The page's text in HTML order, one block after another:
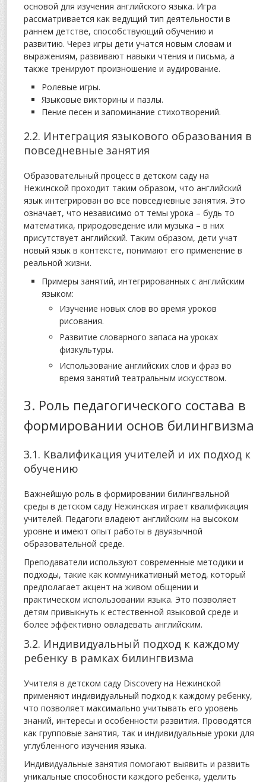
основой для изучения английского языка. Игра
рассматривается как ведущий тип деятельности в
раннем детстве, способствующий обучению и
развитию. Через игры дети учатся новым словам и
выражениям, развивают навыки чтения и письма, а
также тренируют произношение и аудирование.
Ролевые игры.
Языковые викторины и пазлы.
Пение песен и запоминание стихотворений.
2.2. Интеграция языкового образования в
повседневные занятия
Образовательный процесс в детском саду на
Нежинской проходит таким образом, что английский
язык интегрирован во все повседневные занятия. Это
означает, что независимо от темы урока – будь то
математика, природоведение или музыка – в них
присутствует английский. Таким образом, дети учат
новый язык в контексте, понимают его применение в
реальной жизни.
Примеры занятий, интегрированных с английским
языком:
Изучение новых слов во время уроков
рисования.
Развитие словарного запаса на уроках
физкультуры.
Использование английских слов и фраз во
время занятий театральным искусством.
3. Роль педагогического состава в
формировании основ билингвизма
3.1. Квалификация учителей и их подход к
обучению
Важнейшую роль в формировании билингвальной
среды в детском саду Нежинская играет квалификация
учителей. Педагоги владеют английским на высоком
уровне и имеют опыт работы в двуязычной
образовательной среде.
Преподаватели используют современные методики и
подходы, такие как коммуникативный метод, который
предполагает акцент на живом общении и
практическом использовании языка. Это позволяет
детям привыкнуть к естественной языковой среде и
более эффективно овладевать английским.
3.2. Индивидуальный подход к каждому
ребенку в рамках билингвизма
Учителя в детском саду Discovery на Нежинской
применяют индивидуальный подход к каждому ребенку,
что позволяет максимально учитывать его уровень
знаний, интересы и особенности развития. Проводятся
как групповые занятия, так и индивидуальные уроки для
углубленного изучения языка.
Индивидуальные занятия помогают выявить и развить
уникальные способности каждого ребенка, уделить